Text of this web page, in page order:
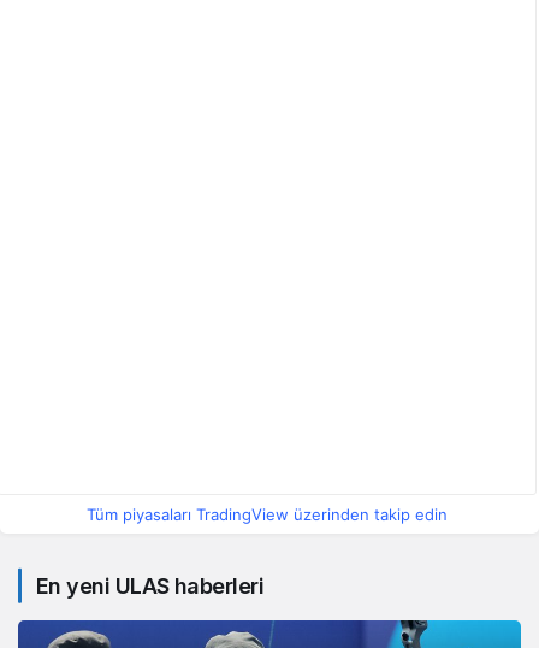
Tüm piyasaları TradingView üzerinden takip edin
En yeni ULAS haberleri